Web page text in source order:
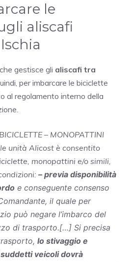
le
aliscafi
gestisce gli aliscafi tra
per imbarcare le biciclette
al regolamento interno della
– MONOPATTINI
unità Alicost è consentito
monopattini e/o simili,
– previa disponibilità
e conseguente consenso
il quale per
può negare l’imbarco del
di trasporto.[…] Si precisa
lo stivaggio e
veicoli dovrà